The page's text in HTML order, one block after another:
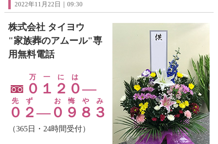
2022年11月22日｜09:30
株式会社 タイヨウ
"家族葬のアムール"専
用無料電話
０１２０
万一には
―
０２
先ず
―０９８３
お悔やみ
（365日・24時間受付）